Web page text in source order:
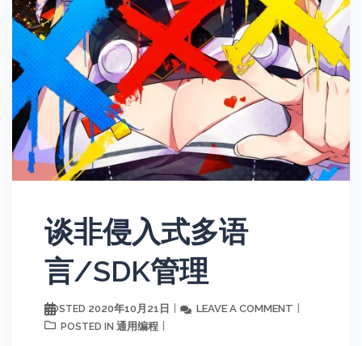
谈非侵入式多语
言/SDK管理
POSTED 2020年10月21日 LEAVE A COMMENT
POSTED IN 通用编程